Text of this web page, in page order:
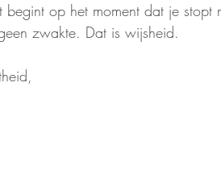
begint op het moment dat je
zwakte. Dat is wijsheid.